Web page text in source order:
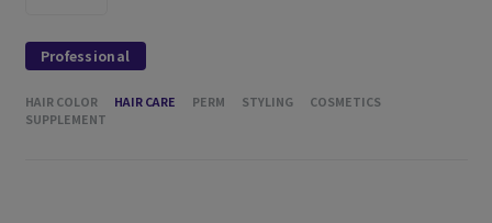
Professional
HAIR COLOR HAIR CARE PERM STYLING
COSMETICS
SUPPLEMENT